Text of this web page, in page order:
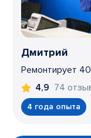
Дмитрий
Ремонтирует
4,9 74
4 года опыта